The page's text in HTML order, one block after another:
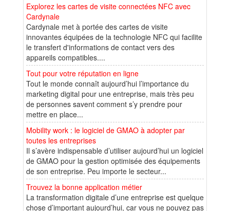
Explorez les cartes de visite connectées NFC avec
Cardynale
Cardynale met à portée des cartes de visite
innovantes équipées de la technologie NFC qui facilite
le transfert d'informations de contact vers des
appareils compatibles....
Tout pour votre réputation en ligne
Tout le monde connaît aujourd’hui l’importance du
marketing digital pour une entreprise, mais très peu
de personnes savent comment s’y prendre pour
mettre en place...
Mobility work : le logiciel de GMAO à adopter par
toutes les entreprises
Il s’avère indispensable d’utiliser aujourd’hui un logiciel
de GMAO pour la gestion optimisée des équipements
de son entreprise. Peu importe le secteur...
Trouvez la bonne application métier
La transformation digitale d’une entreprise est quelque
chose d’important aujourd’hui, car vous ne pouvez pas